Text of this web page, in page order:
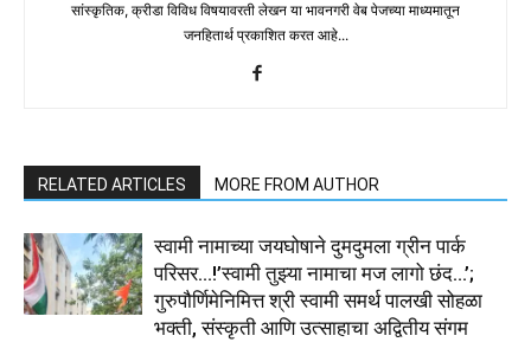
सांस्कृतिक, क्रीडा विविध विषयावरती लेखन या भावनगरी वेब पेजच्या माध्यमातून
जनहितार्थ प्रकाशित करत आहे...
RELATED ARTICLES MORE FROM AUTHOR
स्वामी नामाच्या जयघोषाने दुमदुमला ग्रीन पार्क
परिसर…!’स्वामी तुझ्या नामाचा मज लागो छंद…’;
गुरुपौर्णिमेनिमित्त श्री स्वामी समर्थ पालखी सोहळा
भक्ती, संस्कृती आणि उत्साहाचा अद्वितीय संगम